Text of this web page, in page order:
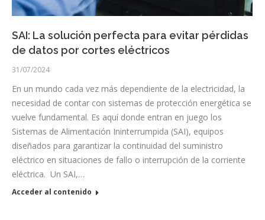
SAI: La solución perfecta para evitar pérdidas
de datos por cortes eléctricos
31/07/2024
En un mundo cada vez más dependiente de la electricidad, la
necesidad de contar con sistemas de protección energética se
vuelve fundamental. Es aquí donde entran en juego los
Sistemas de Alimentación Ininterrumpida (SAI), equipos
diseñados para garantizar la continuidad del suministro
eléctrico en situaciones de fallo o interrupción de la corriente
eléctrica. Un SAI,…
Acceder al contenido